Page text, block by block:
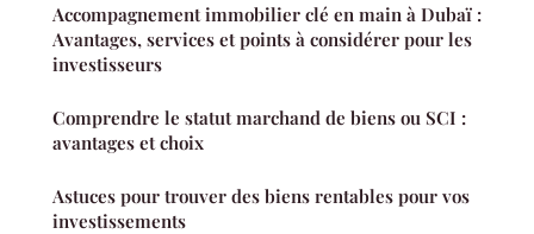
Accompagnement immobilier clé en main à Dubaï :
Avantages, services et points à considérer pour les
investisseurs
Comprendre le statut marchand de biens ou SCI :
avantages et choix
Astuces pour trouver des biens rentables pour vos
investissements